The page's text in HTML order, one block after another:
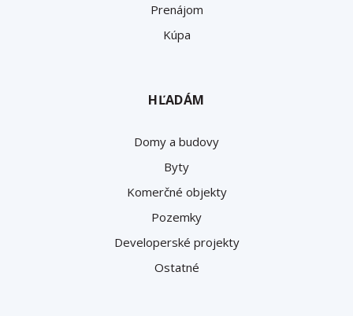
Prenájom
Kúpa
HĽADÁM
Domy a budovy
Byty
Komerčné objekty
Pozemky
Developerské projekty
Ostatné